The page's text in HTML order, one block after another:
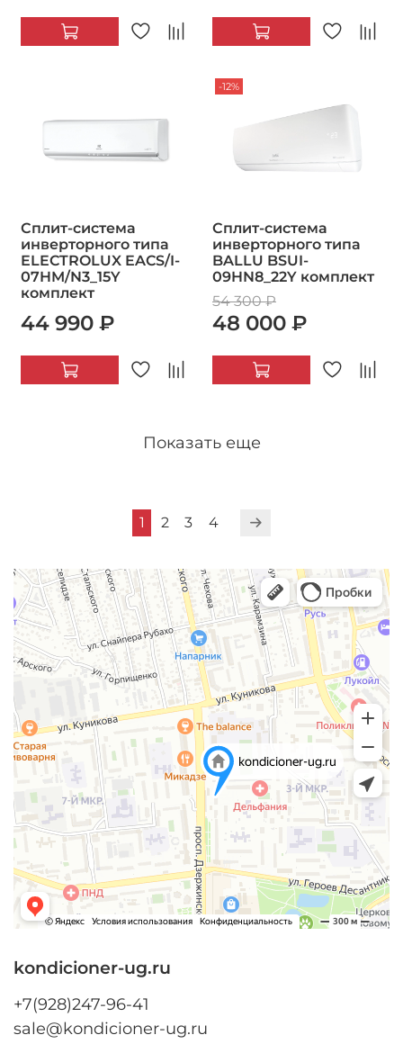
Сплит-система
инверторного типа
ELECTROLUX EACS/I-
07HM/N3_15Y
комплект
44 990 ₽
-12%
Сплит-система
инверторного типа
BALLU BSUI-
09HN8_22Y комплект
54 300 ₽
48 000 ₽
Показать еще
1 2 3 4
kondicioner-ug.ru
+7(928)247-96-41
sale@kondicioner-ug.ru